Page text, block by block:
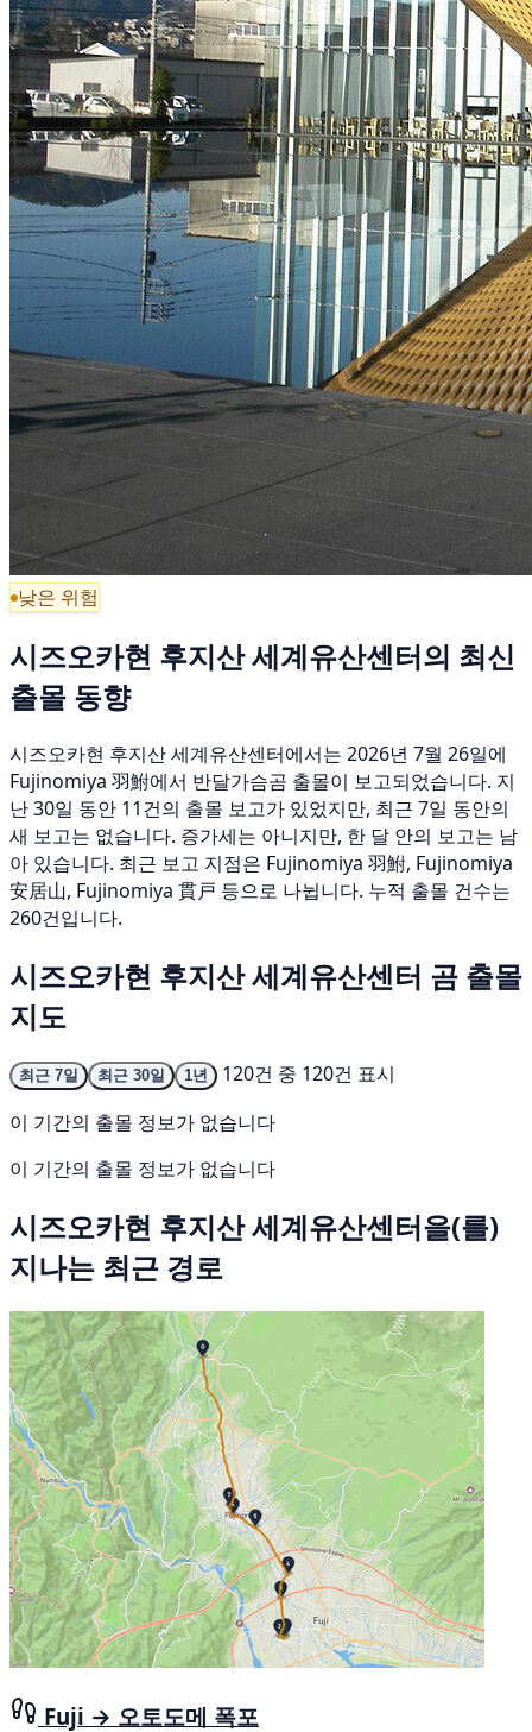
낮은 위험
시즈오카현 후지산 세계유산센터의 최신
출몰 동향
시즈오카현 후지산 세계유산센터에서는 2026년 7월 26일에
Fujinomiya 羽鮒에서 반달가슴곰 출몰이 보고되었습니다. 지
난 30일 동안 11건의 출몰 보고가 있었지만, 최근 7일 동안의
새 보고는 없습니다. 증가세는 아니지만, 한 달 안의 보고는 남
아 있습니다. 최근 보고 지점은 Fujinomiya 羽鮒, Fujinomiya
安居山, Fujinomiya 貫戸 등으로 나뉩니다. 누적 출몰 건수는
260건입니다.
시즈오카현 후지산 세계유산센터 곰 출몰
지도
최근 7일 최근 30일 1년
120건 중 120건 표시
이 기간의 출몰 정보가 없습니다
이 기간의 출몰 정보가 없습니다
시즈오카현 후지산 세계유산센터을(를)
지나는 최근 경로
Fuji → 오토도메 폭포